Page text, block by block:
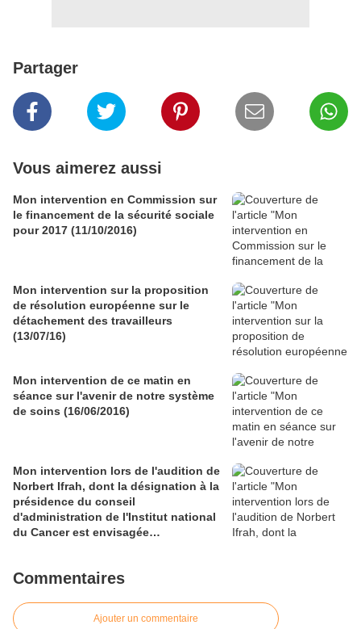
Partager
Vous aimerez aussi
Mon intervention en Commission sur
le financement de la sécurité sociale
pour 2017 (11/10/2016)
Mon intervention sur la proposition
de résolution européenne sur le
détachement des travailleurs
(13/07/16)
Mon intervention de ce matin en
séance sur l'avenir de notre système
de soins (16/06/2016)
Mon intervention lors de l'audition de
Norbert Ifrah, dont la désignation à la
présidence du conseil
d'administration de l'Institut national
du Cancer est envisagée
Commentaires
Ajouter un commentaire